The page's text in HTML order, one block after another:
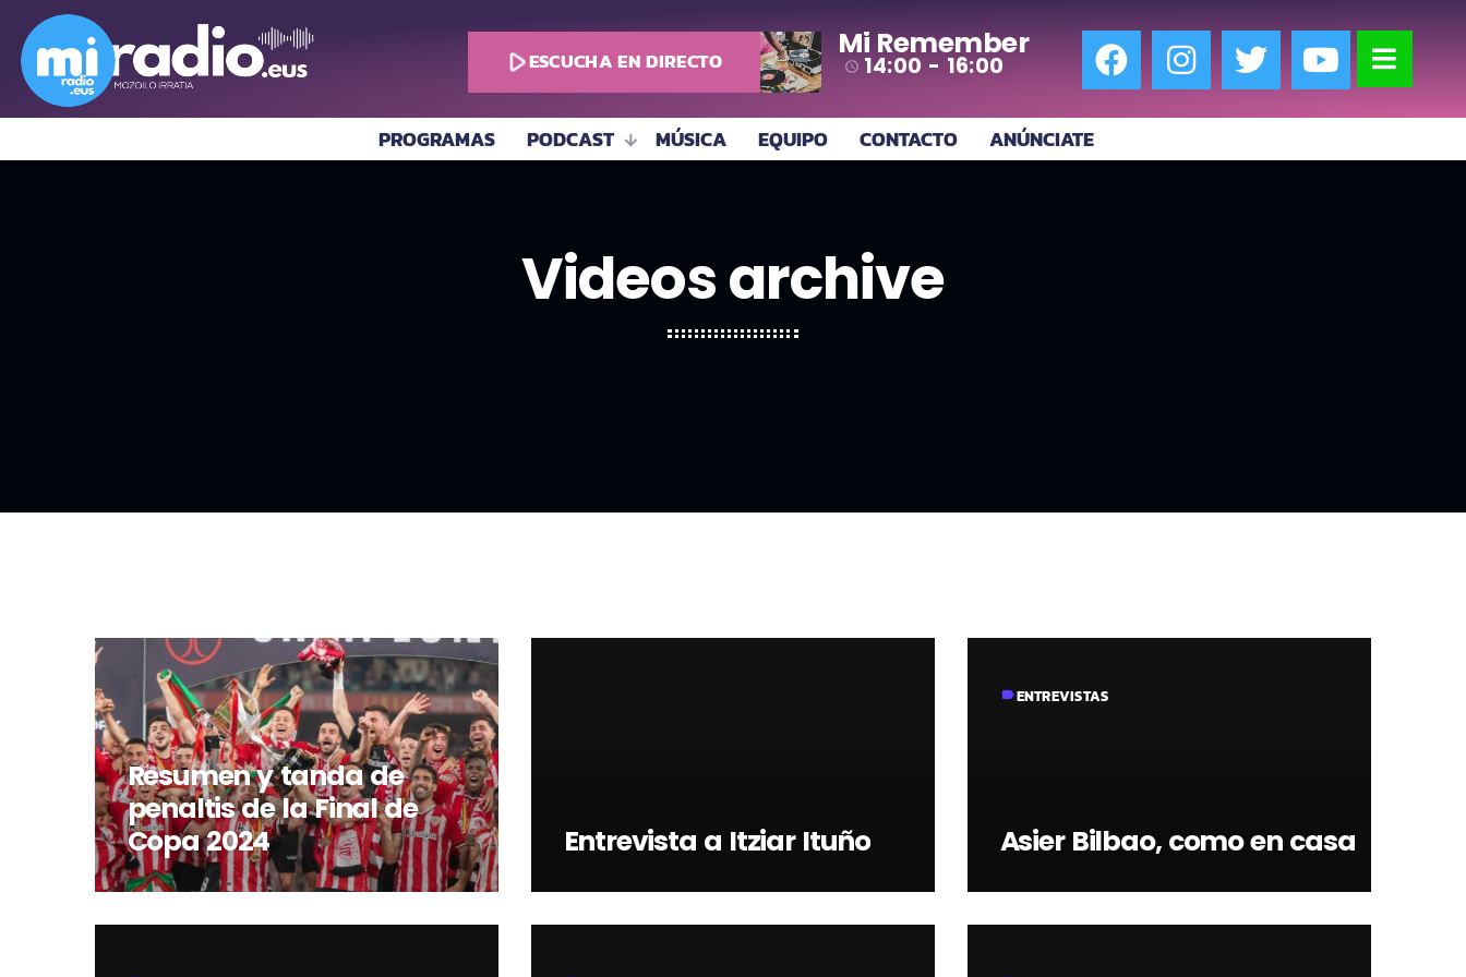
play_arrowESCUCHA EN DIRECTO Mi Remember
access_time 14:00 - 16:00
PROGRAMAS PODCAST MÚSICA EQUIPO CONTACTO ANÚNCIATE
Videos archive
Resumen y tanda de
penaltis de la Final de
Copa 2024
Entrevista a Itziar Ituño
labelENTREVISTAS
Asier Bilbao, como en casa